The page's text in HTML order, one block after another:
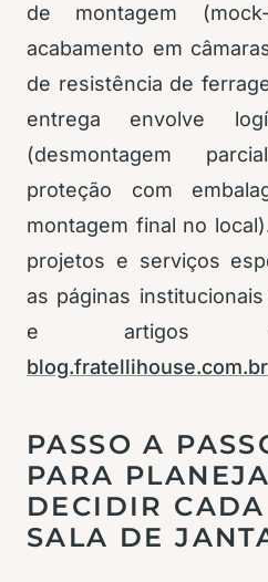
de montagem
acabamento em
de resistência de
entrega envolve
(desmontagem
proteção com
montagem final no
projetos e serviços
as páginas
e artigos
blog.fratellihouse.com.br
PASSO A
PARA
DECIDIR
SALA DE